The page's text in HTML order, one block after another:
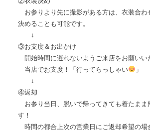
お参りより先に撮影がある方は、衣装合わ
決めることも可能です。
↓
③お支度＆お出かけ
開始時間に遅れないようご来店をお願いい
当店でお支度！「行ってらっしゃい
」
↓
④返却
お参り当日、脱いで帰ってきても着たまま
す！
時間の都合上次の営業日にご返却希望の場